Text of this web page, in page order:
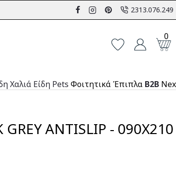
2313.076.249
0
Χαλιά Είδη Pets Φοιτητικά Έπιπλα B2B
GREY ANTISLIP - 090X210